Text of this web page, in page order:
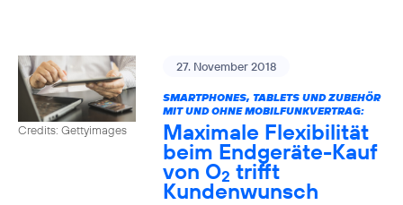
Credits: Gettyimages
27. November 2018
SMARTPHONES, TABLETS UND ZUBEHÖR
MIT UND OHNE MOBILFUNKVERTRAG:
Maximale Flexibilität
beim Endgeräte-Kauf
von O2 trifft
Kundenwunsch